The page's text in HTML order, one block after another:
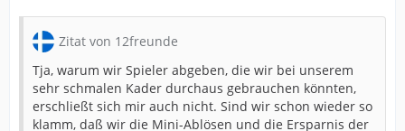
Zitat von 12freunde
Tja, warum wir Spieler abgeben, die wir bei unserem
sehr schmalen Kader durchaus gebrauchen könnten,
erschließt sich mir auch nicht. Sind wir schon wieder so
klamm, daß wir die Mini-Ablösen und die Ersparnis der